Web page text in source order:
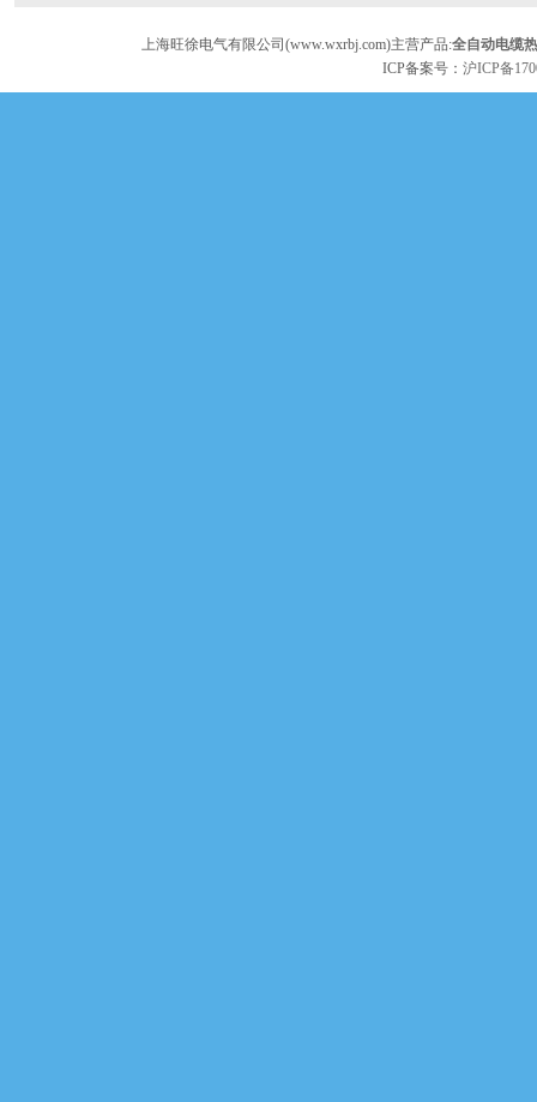
上海旺徐电气有限公司(www.wxrbj.com)主营产品:全自动电缆
ICP备案号：沪ICP备